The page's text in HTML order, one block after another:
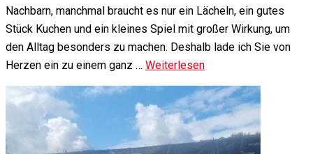
Nachbarn, manchmal braucht es nur ein Lächeln, ein gutes
Stück Kuchen und ein kleines Spiel mit großer Wirkung, um
den Alltag besonders zu machen. Deshalb lade ich Sie von
Herzen ein zu einem ganz … Weiterlesen